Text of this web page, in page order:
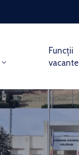
Funcții
vacante